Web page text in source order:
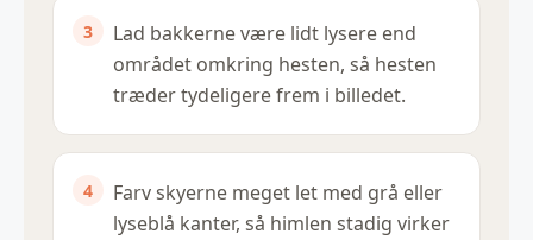
Lad bakkerne være lidt lysere end
området omkring hesten, så hesten
træder tydeligere frem i billedet.
Farv skyerne meget let med grå eller
lyseblå kanter, så himlen stadig virker